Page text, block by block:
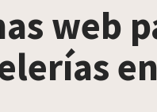
web
en